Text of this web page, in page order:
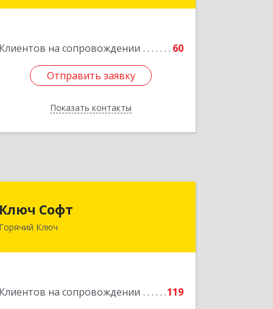
Клиентов на сопровождении 60
Отправить заявку
Показать контакты
Отправить заявку
Назад
Ключ Софт
Горячий Ключ
Клиентов на сопровождении
119
353287, Краснодарский край, Горячий
Подробнее